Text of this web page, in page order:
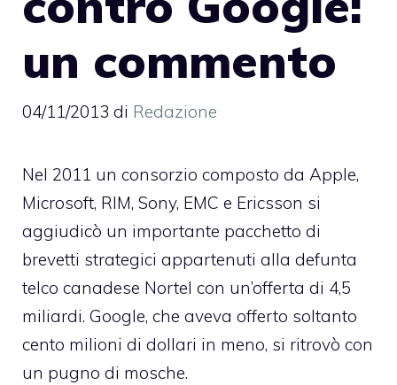
un commento
04/11/2013 di Redazione
Nel 2011 un consorzio composto da Apple,
Microsoft, RIM, Sony, EMC e Ericsson si
aggiudicò un importante pacchetto di
brevetti strategici appartenuti alla defunta
telco canadese Nortel con un’offerta di 4,5
miliardi. Google, che aveva offerto soltanto
cento milioni di dollari in meno, si ritrovò con
un pugno di mosche.